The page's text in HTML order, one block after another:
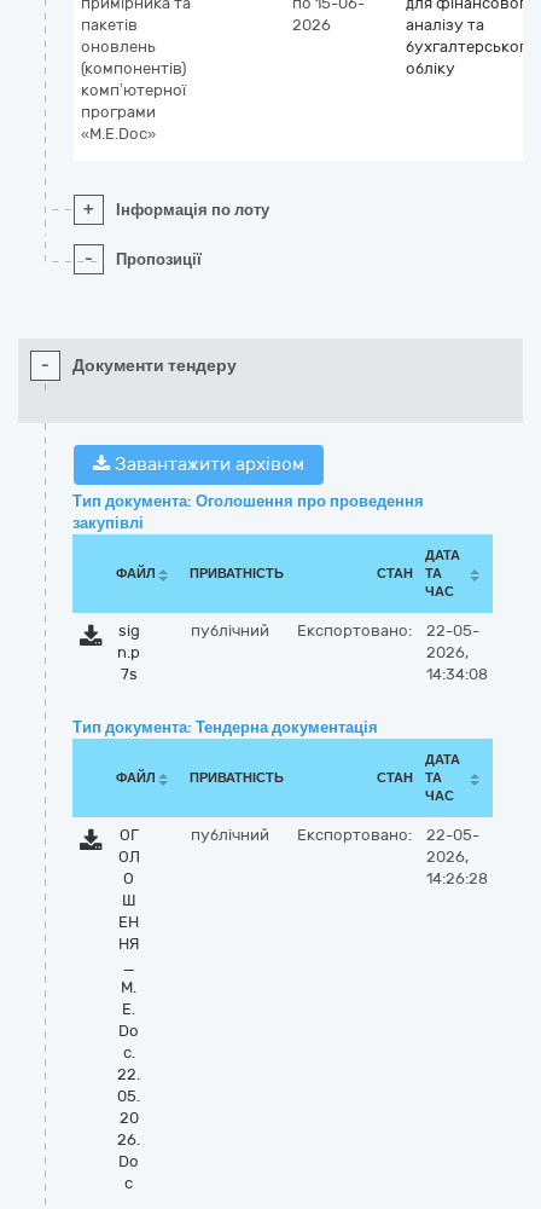
пакетів
оновлень
(компонентів)
комп’ютерної
програми
«M.E.Doc»
2026
аналізу та
бухгалтерського
обліку
+ Інформація по лоту
- Пропозиції
- Документи тендеру
Завантажити архівом
Тип документа: Оголошення про проведення
закупівлі
ФАЙЛ ПРИВАТНІСТЬ СТАН
ДАТА
ТА
ЧАС
sig
n.p
7s
публічний Експортовано:
22-05-
2026,
14:34:08
Тип документа: Тендерна документація
ФАЙЛ ПРИВАТНІСТЬ СТАН
ДАТА
ТА
ЧАС
ОГ
ОЛ
О
Ш
ЕН
НЯ
_
M.
E.
Do
c.
22.
05.
20
26.
Do
c
публічний Експортовано:
22-05-
2026,
14:26:28